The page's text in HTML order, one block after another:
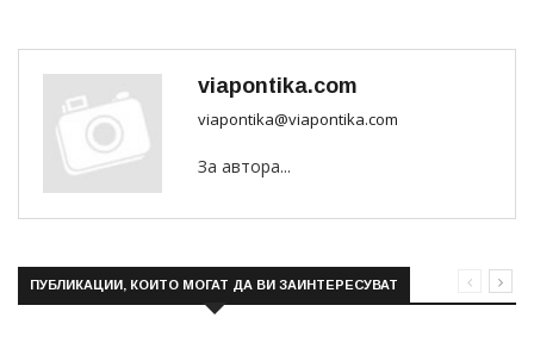
viapontika.com
viapontika@viapontika.com
За автора...
ПУБЛИКАЦИИ, КОИТО МОГАТ ДА ВИ ЗАИНТЕРЕСУВАТ